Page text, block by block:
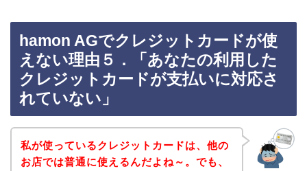
hamon AGでクレジットカードが使
えない理由５．「あなたの利用した
クレジットカードが支払いに対応さ
れていない」
私が使っているクレジットカードは、他の
お店では普通に使えるんだよね～。でも、